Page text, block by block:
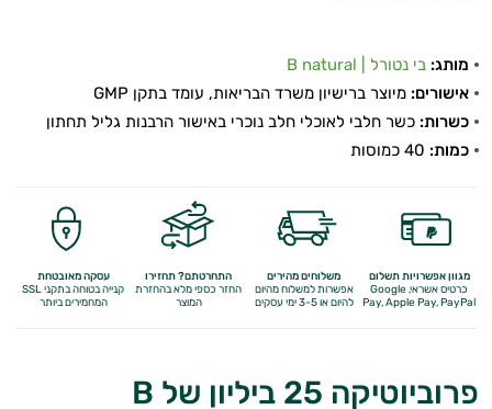
מותג: בי נטורל | B natural
אישורים: מיוצר ברישיון משרד הבריאות, עומד בתקן GMP
כשרות: כשר חלבי לאוכלי חלב נוכרי באישור הרבנות גליל תחתון
כמות:
מגוון אפשרויות תשלום
כרטיס אשראי, Google
Pay,Apple Pay, PayPal
משלוחים מהירים
אפשרות למשלוח מהיום
להיום או 3-5 ימי עסקים
התחרטתם? תחזירו
החזר כספי מלאבהחזרת
המוצר
עסקה מאובטחת
קנייה בטוחה בתקני SSL
המחמירים ביותר
פרוביוטיקה 25 ביליון של B